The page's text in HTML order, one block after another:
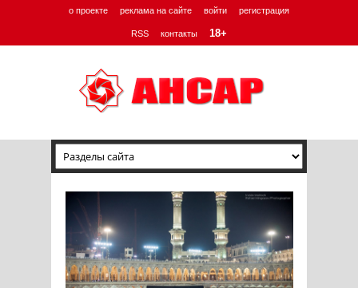
о проекте реклама на сайте войти регистрация
RSS контакты 18+